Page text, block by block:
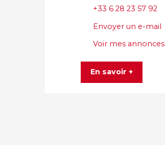
+33 6 28 23 57 92
Envoyer un e-mail
Voir mes annonces
En savoir +